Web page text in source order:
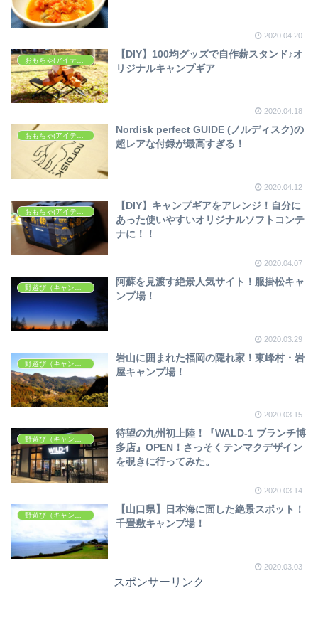
2020.04.20
【DIY】100均グッズで自作薪スタンド♪オ
リジナルキャンプギア
2020.04.18
おもちゃ(アイテム・ギア等)
Nordisk perfect GUIDE (ノルディスク)の
超レアな付録が最高すぎる！
2020.04.12
【DIY】キャンプギアをアレンジ！自分に
あった使いやすいオリジナルソフトコンテ
ナに！！
2020.04.07
阿蘇を見渡す絶景人気サイト！服掛松キャ
ンプ場！
2020.03.29
岩山に囲まれた福岡の隠れ家！東峰村・岩
屋キャンプ場！
2020.03.15
野遊び（キャンプ・アウトドア）
待望の九州初上陸！『WALD-1 ブランチ博
多店』OPEN！さっそくテンマクデザイン
を覗きに行ってみた。
2020.03.14
【山口県】日本海に面した絶景スポット！
千畳敷キャンプ場！
2020.03.03
スポンサーリンク